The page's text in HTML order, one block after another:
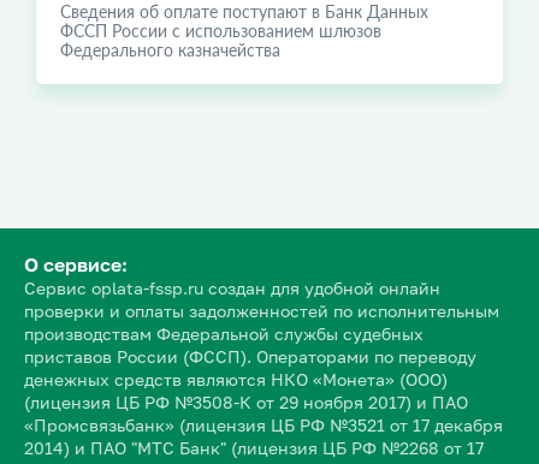
Сведения об оплате поступают в Банк Данных
ФССП России с использованием шлюзов
Федерального казначейства
О сервисе:
Сервис oplata-fssp.ru создан для удобной онлайн
проверки и оплаты задолженностей по исполнительным
производствам Федеральной службы судебных
приставов России (ФССП). Операторами по переводу
денежных средств являются НКО «Монета» (ООО)
(лицензия ЦБ РФ №3508-К от 29 ноября 2017) и ПАО
«Промсвязьбанк» (лицензия ЦБ РФ №3521 от 17 декабря
2014) и ПАО "МТС Банк" (лицензия ЦБ РФ №2268 от 17